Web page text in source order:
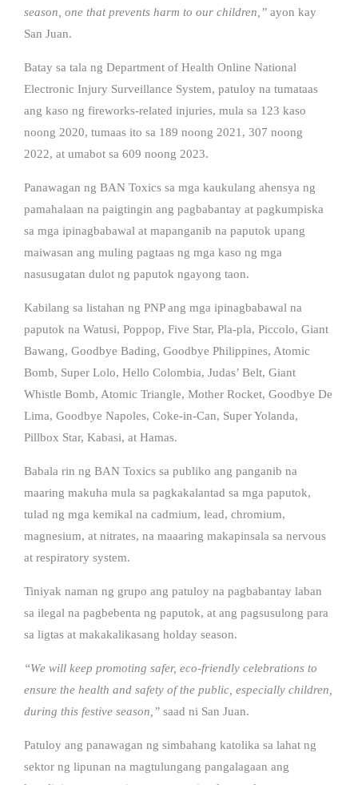
season, one that prevents harm to our children,” ayon kay
San Juan.
Batay sa tala ng Department of Health Online National
Electronic Injury Surveillance System, patuloy na tumataas
ang kaso ng fireworks-related injuries, mula sa 123 kaso
noong 2020, tumaas ito sa 189 noong 2021, 307 noong
2022, at umabot sa 609 noong 2023.
Panawagan ng BAN Toxics sa mga kaukulang ahensya ng
pamahalaan na paigtingin ang pagbabantay at pagkumpiska
sa mga ipinagbabawal at mapanganib na paputok upang
maiwasan ang muling pagtaas ng mga kaso ng mga
nasusugatan dulot ng paputok ngayong taon.
Kabilang sa listahan ng PNP ang mga ipinagbabawal na
paputok na Watusi, Poppop, Five Star, Pla-pla, Piccolo, Giant
Bawang, Goodbye Bading, Goodbye Philippines, Atomic
Bomb, Super Lolo, Hello Colombia, Judas’ Belt, Giant
Whistle Bomb, Atomic Triangle, Mother Rocket, Goodbye De
Lima, Goodbye Napoles, Coke-in-Can, Super Yolanda,
Pillbox Star, Kabasi, at Hamas.
Babala rin ng BAN Toxics sa publiko ang panganib na
maaring makuha mula sa pagkakalantad sa mga paputok,
tulad ng mga kemikal na cadmium, lead, chromium,
magnesium, at nitrates, na maaaring makapinsala sa nervous
at respiratory system.
Tiniyak naman ng grupo ang patuloy na pagbabantay laban
sa ilegal na pagbebenta ng paputok, at ang pagsusulong para
sa ligtas at makakalikasang holday season.
“We will keep promoting safer, eco-friendly celebrations to
ensure the health and safety of the public, especially children,
during this festive season,” saad ni San Juan.
Patuloy ang panawagan ng simbahang katolika sa lahat ng
sektor ng lipunan na magtulungang pangalagaan ang